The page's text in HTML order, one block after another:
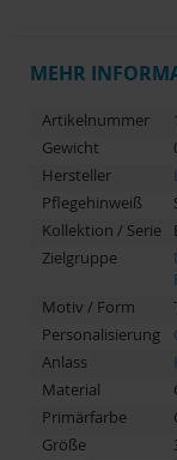
MEHR
Artikelnummer
Gewicht
Hersteller
Pflegehinweiß
Kollektion / Serie
Zielgruppe
Motiv / Form
Personalisierung
Anlass
Material
Primärfarbe
Größe